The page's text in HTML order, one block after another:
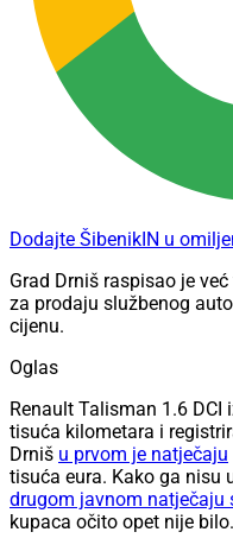
Dodajte ŠibenikIN u
Grad Drniš raspisao je
za prodaju službenog
cijenu.
Oglas
Renault Talisman 1.6
tisuća kilometara i
Drniš u prvom je natječaju
tisuća eura. Kako ga nisu
drugom javnom natječaju
kupaca očito opet nije bilo.